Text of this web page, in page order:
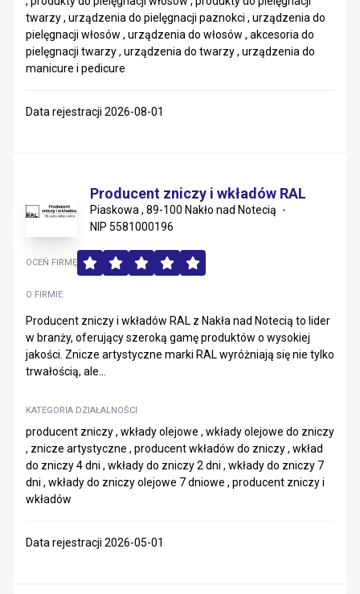
twarzy , urządzenia do pielęgnacji paznokci , urządzenia do
pielęgnacji włosów , urządzenia do włosów , akcesoria do
pielęgnacji twarzy , urządzenia do twarzy , urządzenia do
manicure i pedicure
Data rejestracji 2026-08-01
Producent zniczy i wkładów RAL
Piaskowa , 89-100 Nakło nad Notecią
NIP 5581000196
O FIRMIE
Producent zniczy i wkładów RAL z Nakła nad Notecią to lider
w branży, oferujący szeroką gamę produktów o wysokiej
jakości. Znicze artystyczne marki RAL wyróżniają się nie tylko
trwałością, ale...
KATEGORIA DZIAŁALNOŚCI
producent zniczy , wkłady olejowe , wkłady olejowe do zniczy
, znicze artystyczne , producent wkładów do zniczy , wkład
do zniczy 4 dni , wkłady do zniczy 2 dni , wkłady do zniczy 7
dni , wkłady do zniczy olejowe 7 dniowe , producent zniczy i
wkładów
OCEŃ FIRMĘ
Data rejestracji 2026-05-01